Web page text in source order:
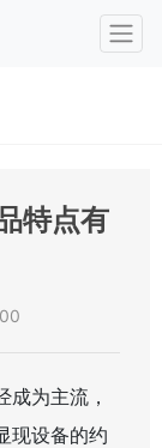
特点有
为主流，
现设备的约